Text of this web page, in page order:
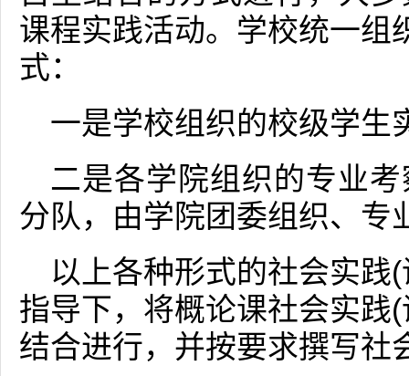
课程实践活动。学校统一组
式：
一是学校组织的校级学生
二是各学院组织的专业
分队，由学院团委组织、专
以上各种形式的社会实践
指导下，将概论课社会实践
结合进行，并按要求撰写社